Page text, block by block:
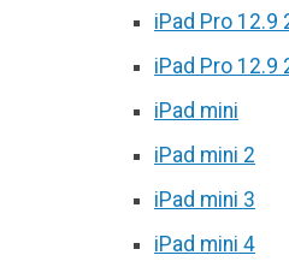
iPad Pro 12.9
iPad Pro 12.9
iPad mini
iPad mini 2
iPad mini 3
iPad mini 4